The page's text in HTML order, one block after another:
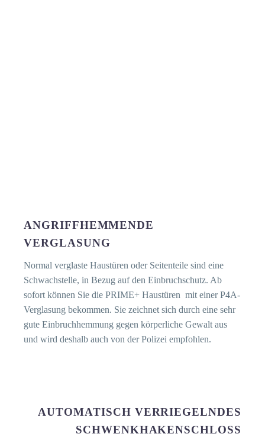
ANGRIFFHEMMENDE
VERGLASUNG
Normal verglaste Haustüren oder Seitenteile sind eine
Schwachstelle, in Bezug auf den Einbruchschutz. Ab
sofort können Sie die PRIME+ Haustüren mit einer P4A-
Verglasung bekommen. Sie zeichnet sich durch eine sehr
gute Einbruchhemmung gegen körperliche Gewalt aus
und wird deshalb auch von der Polizei empfohlen.
AUTOMATISCH VERRIEGELNDES
SCHWENKHAKENSCHLOSS